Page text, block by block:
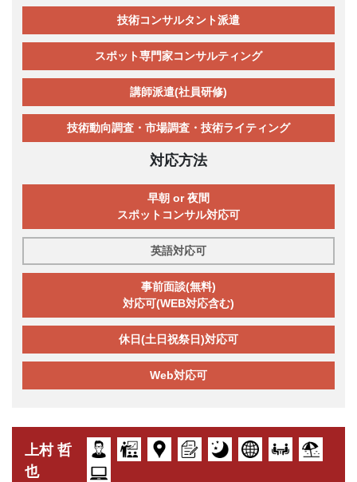
技術コンサルタント派遣
スポット専門家コンサルティング
講師派遣(社員研修)
技術動向調査・市場調査・技術ライティング
対応方法
早朝 or 夜間
スポットコンサル対応可
英語対応可
事前面談(無料)
対応可(WEB対応含む)
休日(土日祝祭日)対応可
Web対応可
上村 哲
也